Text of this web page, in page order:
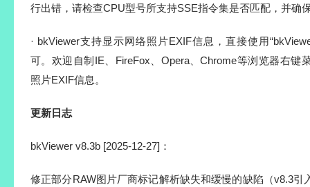
行出错，请检查CPU型号所支持SSE指令集是否匹配，并确
· bkViewer支持显示网络照片EXIF信息，直接使用
可。欢迎自制IE、FireFox、Opera、Chrome等浏览器右键
照片EXIF信息。
更新日志
bkViewer v8.3b [2025-12-27]：
修正部分RAW图片厂商标记解析缺失和缓慢的缺陷（v8.3引